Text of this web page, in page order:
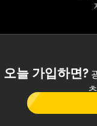
오늘 가입하면?